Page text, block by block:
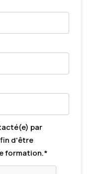
par
d'être
formation.*